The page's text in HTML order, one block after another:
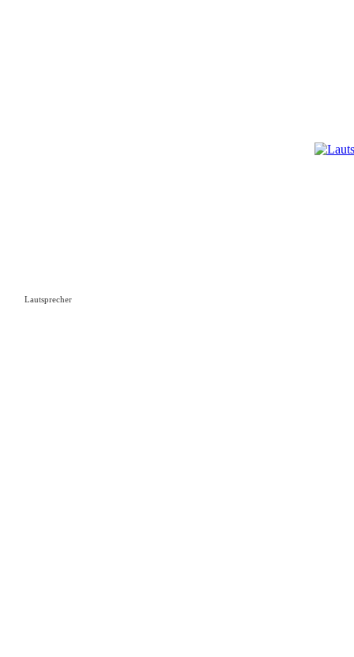
Lautsprecher